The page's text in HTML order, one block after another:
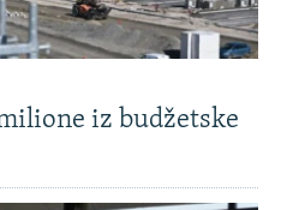
iz budžetske